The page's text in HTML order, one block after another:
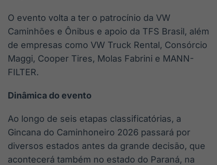
O evento volta a ter o patrocínio da VW
Caminhões e Ônibus e apoio da TFS Brasil, além
de empresas como VW Truck Rental, Consórcio
Maggi, Cooper Tires, Molas Fabrini e MANN-
FILTER.
Dinâmica do evento
Ao longo de seis etapas classificatórias, a
Gincana do Caminhoneiro 2026 passará por
diversos estados antes da grande decisão, que
acontecerá também no estado do Paraná, na